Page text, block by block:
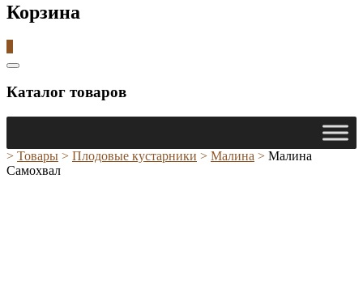
Корзина
Catalog
Каталог товаров
> Товары > Плодовые кустарники > Малина > Малина
Самохвал